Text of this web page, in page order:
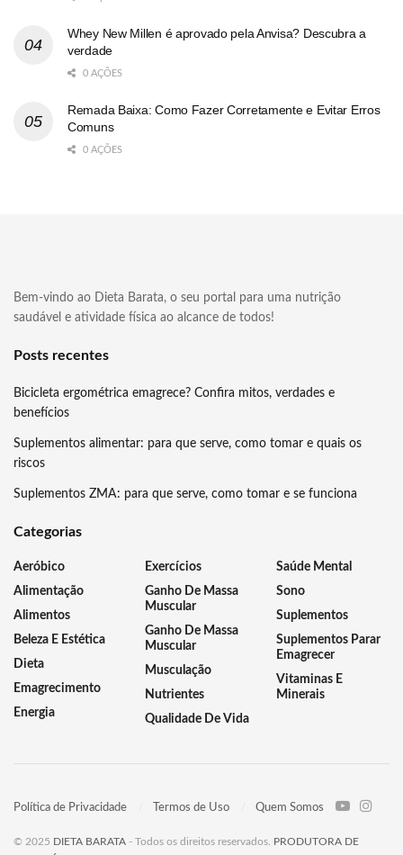
Whey New Millen é aprovado pela Anvisa? Descubra a
verdade
0 AÇÕES
Remada Baixa: Como Fazer Corretamente e Evitar Erros
Comuns
0 AÇÕES
Bem-vindo ao Dieta Barata, o seu portal para uma nutrição
saudável e atividade física ao alcance de todos!
Posts recentes
Bicicleta ergométrica emagrece? Confira mitos, verdades e
benefícios
Suplementos alimentar: para que serve, como tomar e quais os
riscos
Suplementos ZMA: para que serve, como tomar e se funciona
Categorias
Aeróbico
Alimentação
Alimentos
Beleza E Estética
Dieta
Emagrecimento
Energia
Exercícios
Ganho De Massa
Muscular
Ganho De Massa
Muscular
Musculação
Nutrientes
Qualidade De Vida
Saúde Mental
Sono
Suplementos
Suplementos Parar
Emagrecer
Vitaminas E
Minerais
Política de Privacidade Termos de Uso Quem Somos
© 2025 DIETA BARATA - Todos os direitos reservados. PRODUTORA DE